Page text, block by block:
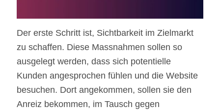
Der erste Schritt ist, Sichtbarkeit im Zielmarkt
zu schaffen. Diese Massnahmen sollen so
ausgelegt werden, dass sich potentielle
Kunden angesprochen fühlen und die Website
besuchen. Dort angekommen, sollen sie den
Anreiz bekommen, im Tausch gegen